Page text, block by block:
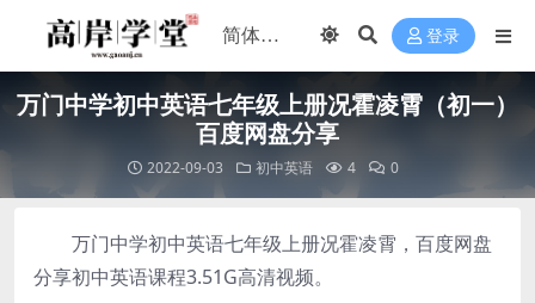
登录
万门中学初中英语七年级上册况霍凌霄（初一）
百度网盘分享
2022-09-03 初中英语 4 0
万门中学初中英语七年级上册况霍凌霄，百度网盘
分享初中英语课程3.51G高清视频。